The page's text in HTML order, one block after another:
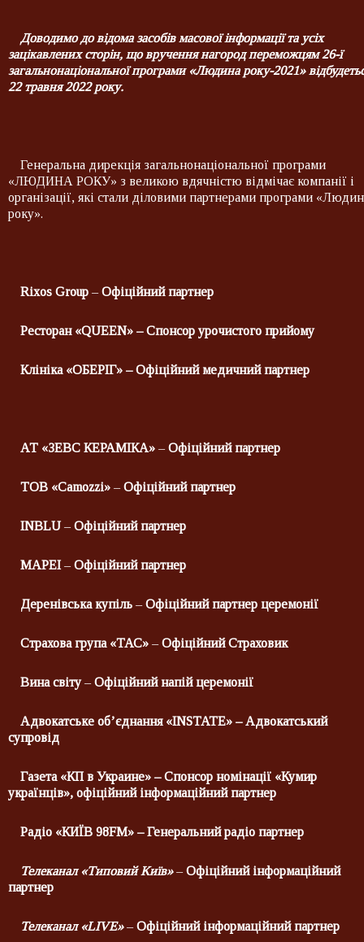
Доводимо до відома засобів масової інформації та усіх
зацікавлених сторін, що вручення нагород переможцям 26-ї
загальнонаціональної програми «Людина року-2021»
22 травня 2022 року.
Генеральна дирекція загальнонаціональної програми
«ЛЮДИНА РОКУ» з великою вдячністю відмічає компанії і
організації, які стали діловими партнерами програми
року».
Rixos Group – Офіційний партнер
Ресторан «QUEEN» – Спонсор урочистого прийому
Клініка «ОБЕРІГ» – Офіційний медичний партнер
АТ «ЗЕВС КЕРАМІКА» – Офіційний партнер
ТОВ «Camozzi» – Офіційний партнер
INBLU – Офіційний партнер
MAPEI – Офіційний партнер
Деренівська купіль – Офіційний партнер церемонії
Страхова група «ТАС» – Офіційний Страховик
Вина світу– Офіційний напій церемонії
Адвокатське об’єднання «INSTATE» – Адвокатський
супровід
Газета «КП в Украине» – Спонсор номінації «Кумир
українців», офіційний інформаційний партнер
Радіо «КИЇВ 98FM» – Генеральний радіо партнер
Телеканал «Типовий Київ»– Офіційний інформаційний
партнер
Телеканал «LIVE»– Офіційний інформаційний партнер